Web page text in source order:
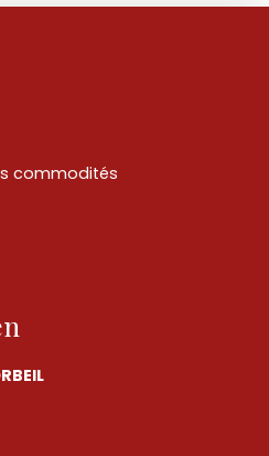
commodités